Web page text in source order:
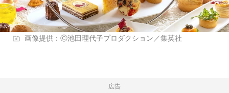
画像提供：Ⓒ池田理代子プロダクション／集英社
広告